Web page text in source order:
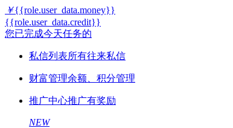
￥{{role.user_data.money}}
{{role.user_data.credit}}
您已完成今天任务的
私信列表所有往来私信
财富管理余额、积分管理
推广中心推广有奖励
NEW